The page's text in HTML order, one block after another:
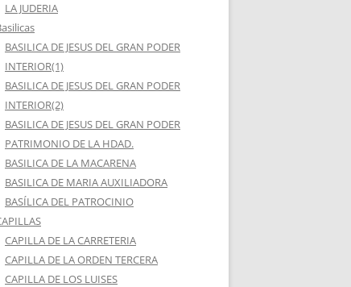
LA JUDERIA
BASILICA DE JESUS DEL GRAN PODER
INTERIOR(1)
BASILICA DE JESUS DEL GRAN PODER
INTERIOR(2)
BASILICA DE JESUS DEL GRAN PODER
PATRIMONIO DE LA HDAD.
BASILICA DE LA MACARENA
BASILICA DE MARIA AUXILIADORA
BASÍLICA DEL PATROCINIO
CAPILLA DE LA CARRETERIA
CAPILLA DE LA ORDEN TERCERA
CAPILLA DE LOS LUISES